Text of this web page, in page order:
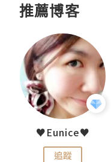
推薦博客
♥Eunice♥
追蹤